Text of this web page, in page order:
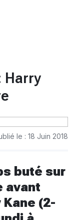
Harry
le : 18 Juin 2018
buté sur
avant
(2-